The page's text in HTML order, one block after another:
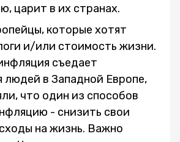
царит в их странах.
которые хотят
и/или стоимость жизни.
съедает
людей в Западной Европе,
что один из способов
- снизить свои
на жизнь. Важно